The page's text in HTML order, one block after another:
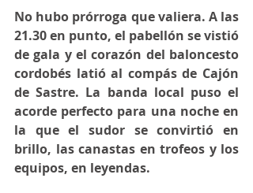
No hubo prórroga que valiera. A las
21.30 en punto, el pabellón se vistió
de gala y el corazón del baloncesto
cordobés latió al compás de Cajón
de Sastre. La banda local puso el
acorde perfecto para una noche en
la que el sudor se convirtió en
brillo, las canastas en trofeos y los
equipos, en leyendas.